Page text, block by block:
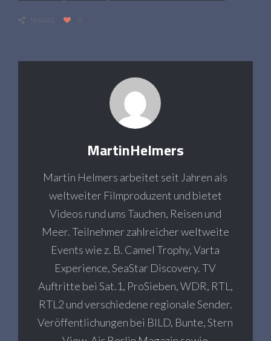
SHARE
MartinHelmers
Martin Helmers arbeitet seit Jahren als
weltweiter Filmproduzent und bietet
Videos rund ums Tauchen, Reisen und
Meer. Teilnehmer zahlreicher weltweite
Events wie z. B. Camel Trophy, Varta
Experience, SeaStar Discovery. TV
Auftritte bei Sat.1, ProSieben, WDR, RTL,
RTL2 und verschiedene regionale Sender.
Veröffentlichungen bei BILD, Bunte, Stern